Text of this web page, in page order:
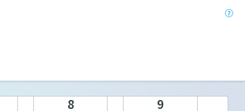
8 9